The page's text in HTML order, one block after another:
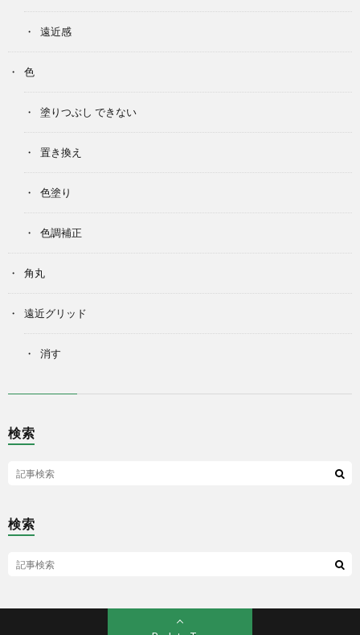
遠近感
色
塗りつぶし できない
置き換え
色塗り
色調補正
角丸
遠近グリッド
消す
検索
検索